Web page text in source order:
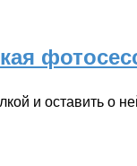
и оставить о